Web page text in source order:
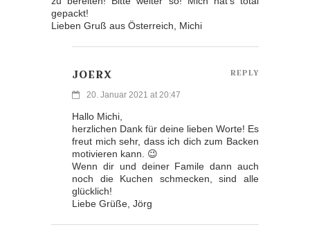
gepackt!
Lieben Gruß aus Österreich, Michi
JOERX
20. Januar 2021 at 20:47
Hallo Michi,
herzlichen Dank für deine lieben Worte! Es
freut mich sehr, dass ich dich zum Backen
motivieren kann. 😉
Wenn dir und deiner Famile dann auch
noch die Kuchen schmecken, sind alle
glücklich!
Liebe Grüße, Jörg
REPLY